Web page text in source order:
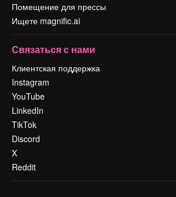
Помещение для прессы
Ищете magnific.ai
Связаться с нами
Клиентская поддержка
Instagram
YouTube
LinkedIn
TikTok
Discord
X
Reddit